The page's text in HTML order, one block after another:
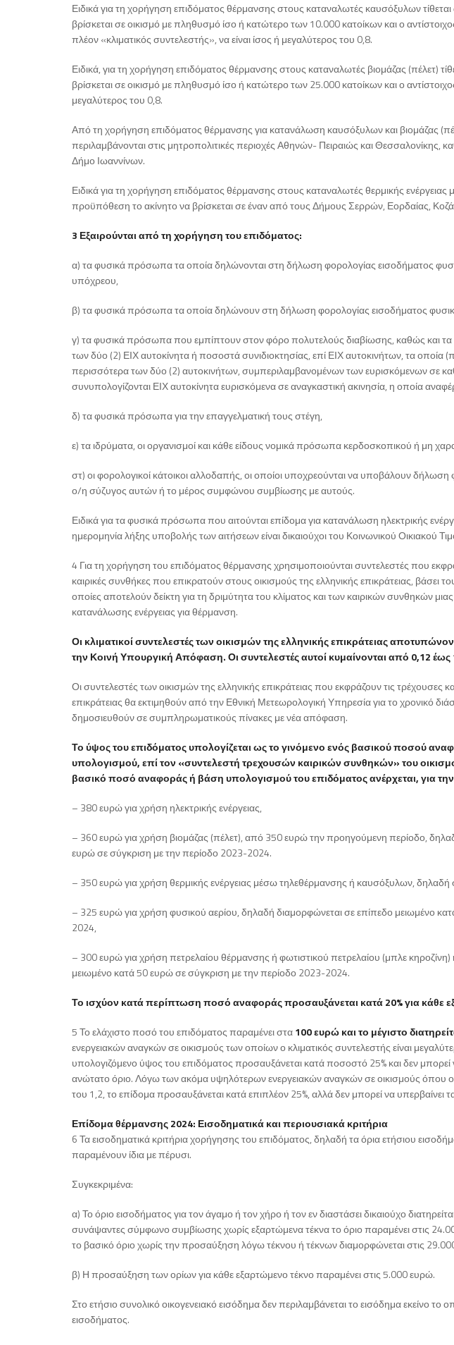
Ειδικά για τη χορήγηση επιδόματος θέρμανσης στους καταναλωτές καυσόξυλων
βρίσκεται σε οικισμό με πληθυσμό ίσο ή κατώτερο των 10.000 κατοίκων και ο
πλέον «κλιματικός συντελεστής», να είναι ίσος ή μεγαλύτερος του 0,8.
Ειδικά, για τη χορήγηση επιδόματος θέρμανσης στους καταναλωτές βιομάζας (πέλετ)
βρίσκεται σε οικισμό με πληθυσμό ίσο ή κατώτερο των 25.000 κατοίκων και ο
μεγαλύτερος του 0,8.
Από τη χορήγηση επιδόματος θέρμανσης για κατανάλωση καυσόξυλων και βιομάζας
περιλαμβάνονται στις μητροπολιτικές περιοχές Αθηνών- Πειραιώς και Θεσσαλονίκης,
Δήμο Ιωαννίνων.
Ειδικά για τη χορήγηση επιδόματος θέρμανσης στους καταναλωτές θερμικής
προϋπόθεση το ακίνητο να βρίσκεται σε έναν από τους Δήμους Σερρών, Εορδαίας,
3 Εξαιρούνται από τη χορήγηση του επιδόματος:
α) τα φυσικά πρόσωπα τα οποία δηλώνονται στη δήλωση φορολογίας εισοδήματος
υπόχρεου,
β) τα φυσικά πρόσωπα τα οποία δηλώνουν στη δήλωση φορολογίας εισοδήματος
γ) τα φυσικά πρόσωπα που εμπίπτουν στον φόρο πολυτελούς διαβίωσης, καθώς και
των δύο (2) ΕΙΧ αυτοκίνητα ή ποσοστά συνιδιοκτησίας, επί ΕΙΧ αυτοκινήτων, τα οποία
περισσότερα των δύο (2) αυτοκινήτων, συμπεριλαμβανομένων των ευρισκόμενων σε
συνυπολογίζονται ΕΙΧ αυτοκίνητα ευρισκόμενα σε αναγκαστική ακινησία, η οποία
δ) τα φυσικά πρόσωπα για την επαγγελματική τους στέγη,
ε) τα ιδρύματα, οι οργανισμοί και κάθε είδους νομικά πρόσωπα κερδοσκοπικού ή μη
στ) οι φορολογικοί κάτοικοι αλλοδαπής, οι οποίοι υποχρεούνται να υποβάλουν
ο/η σύζυγος αυτών ή το μέρος συμφώνου συμβίωσης με αυτούς.
Ειδικά για τα φυσικά πρόσωπα που αιτούνται επίδομα για κατανάλωση ηλεκτρικής
ημερομηνία λήξης υποβολής των αιτήσεων είναι δικαιούχοι του Κοινωνικού Οικιακού
4 Για τη χορήγηση του επιδόματος θέρμανσης χρησιμοποιούνται συντελεστές που
καιρικές συνθήκες που επικρατούν στους οικισμούς της ελληνικής επικράτειας,
οποίες αποτελούν δείκτη για τη δριμύτητα του κλίματος και των καιρικών συνθηκών
κατανάλωσης ενέργειας για θέρμανση.
Οι κλιματικοί συντελεστές των οικισμών της ελληνικής επικράτειας
την Κοινή Υπουργική Απόφαση. Οι συντελεστές αυτοί κυμαίνονται από 0,12 έως
Οι συντελεστές των οικισμών της ελληνικής επικράτειας που εκφράζουν τις τρέχουσες
επικράτειας θα εκτιμηθούν από την Εθνική Μετεωρολογική Υπηρεσία για το χρονικό
δημοσιευθούν σε συμπληρωματικούς πίνακες με νέα απόφαση.
Το ύψος του επιδόματος υπολογίζεται ως το γινόμενο ενός βασικού ποσού
υπολογισμού, επί τον «συντελεστή τρεχουσών καιρικών συνθηκών» του
βασικό ποσό αναφοράς ή βάση υπολογισμού του επιδόματος ανέρχεται, για
– 380 ευρώ για χρήση ηλεκτρικής ενέργειας,
– 360 ευρώ για χρήση βιομάζας (πέλετ), από 350 ευρώ την προηγούμενη περίοδο,
ευρώ σε σύγκριση με την περίοδο 2023-2024.
– 350 ευρώ για χρήση θερμικής ενέργειας μέσω τηλεθέρμανσης ή καυσόξυλων, δηλαδή
– 325 ευρώ για χρήση φυσικού αερίου, δηλαδή διαμορφώνεται σε επίπεδο μειωμένο
2024,
– 300 ευρώ για χρήση πετρελαίου θέρμανσης ή φωτιστικού πετρελαίου (μπλε
μειωμένο κατά 50 ευρώ σε σύγκριση με την περίοδο 2023-2024.
Το ισχύον κατά περίπτωση ποσό αναφοράς προσαυξάνεται κατά 20% για κάθε
5 Το ελάχιστο ποσό του επιδόματος παραμένει στα100 ευρώ και το μέγιστο
ενεργειακών αναγκών σε οικισμούς των οποίων ο κλιματικός συντελεστής είναι
υπολογιζόμενο ύψος του επιδόματος προσαυξάνεται κατά ποσοστό 25% και δεν
ανώτατο όριο. Λόγω των ακόμα υψηλότερων ενεργειακών αναγκών σε οικισμούς όπου ο
του 1,2, το επίδομα προσαυξάνεται κατά επιπλέον 25%, αλλά δεν μπορεί να υπερβαίνει
Επίδομα θέρμανσης 2024: Εισοδηματικά και περιουσιακά κριτήρια
6 Τα εισοδηματικά κριτήρια χορήγησης του επιδόματος, δηλαδή τα όρια ετήσιου
παραμένουν ίδια με πέρυσι.
Συγκεκριμένα:
α) Το όριο εισοδήματος για τον άγαμο ή τον χήρο ή τον εν διαστάσει δικαιούχο
συνάψαντες σύμφωνο συμβίωσης χωρίς εξαρτώμενα τέκνα το όριο παραμένει στις
το βασικό όριο χωρίς την προσαύξηση λόγω τέκνου ή τέκνων διαμορφώνεται στις
β) Η προσαύξηση των ορίων για κάθε εξαρτώμενο τέκνο παραμένει στις 5.000 ευρώ.
Στο ετήσιο συνολικό οικογενειακό εισόδημα δεν περιλαμβάνεται το εισόδημα εκείνο
εισοδήματος.